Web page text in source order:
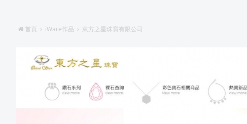
首頁 iWare作品 東方之星珠寶有限公司